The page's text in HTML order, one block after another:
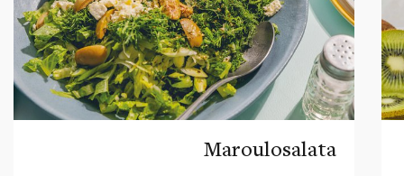
Maroulosalata